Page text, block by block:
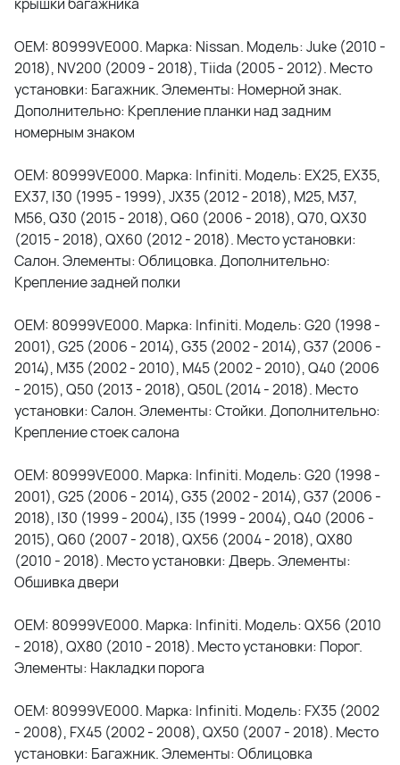
OEM: 80999VE000. Марка: Nissan. Модель: Juke (2010 -
2018), NV200 (2009 - 2018), Tiida (2005 - 2012). Место
установки: Багажник. Элементы: Номерной знак.
Дополнительно: Крепление планки над задним
номерным знаком
OEM: 80999VE000. Марка: Infiniti. Модель: EX25, EX35,
EX37, I30 (1995 - 1999), JX35 (2012 - 2018), M25, M37,
M56, Q30 (2015 - 2018), Q60 (2006 - 2018), Q70, QX30
(2015 - 2018), QX60 (2012 - 2018). Место установки:
Салон. Элементы: Облицовка. Дополнительно:
Крепление задней полки
OEM: 80999VE000. Марка: Infiniti. Модель: G20 (1998 -
2001), G25 (2006 - 2014), G35 (2002 - 2014), G37 (2006 -
2014), M35 (2002 - 2010), M45 (2002 - 2010), Q40 (2006
- 2015), Q50 (2013 - 2018), Q50L (2014 - 2018). Место
установки: Салон. Элементы: Стойки. Дополнительно:
Крепление стоек салона
OEM: 80999VE000. Марка: Infiniti. Модель: G20 (1998 -
2001), G25 (2006 - 2014), G35 (2002 - 2014), G37 (2006 -
2018), I30 (1999 - 2004), I35 (1999 - 2004), Q40 (2006 -
2015), Q60 (2007 - 2018), QX56 (2004 - 2018), QX80
(2010 - 2018). Место установки: Дверь. Элементы:
Обшивка двери
OEM: 80999VE000. Марка: Infiniti. Модель: QX56 (2010
- 2018), QX80 (2010 - 2018). Место установки: Порог.
Элементы: Накладки порога
OEM: 80999VE000. Марка: Infiniti. Модель: FX35 (2002
- 2008), FX45 (2002 - 2008), QX50 (2007 - 2018). Место
установки: Багажник. Элементы: Облицовка